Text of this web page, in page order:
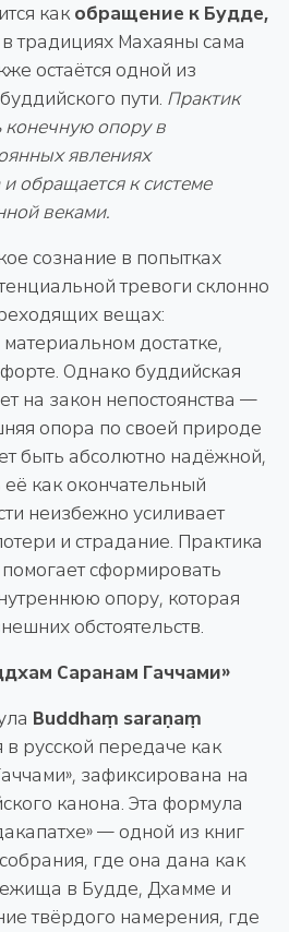
какобращение к Будде,
в традициях Махаяны сама
остаётся одной из
пути. Практик
конечную опору в
явлениях
обращается к системе
веками.
сознание в попытках
тревоги склонно
вещах:
достатке,
Однако буддийская
на закон непостоянства —
опора по своей природе
быть абсолютно надёжной,
как окончательный
неизбежно усиливает
и страдание. Практика
сформировать
опору, которая
обстоятельств.
Саранам Гаччами»
Buddhaṃ saraṇaṃ
в русской передаче как
зафиксирована на
канона. Эта формула
— одной из книг
где она дана как
в Будде, Дхамме и
твёрдого намерения, где